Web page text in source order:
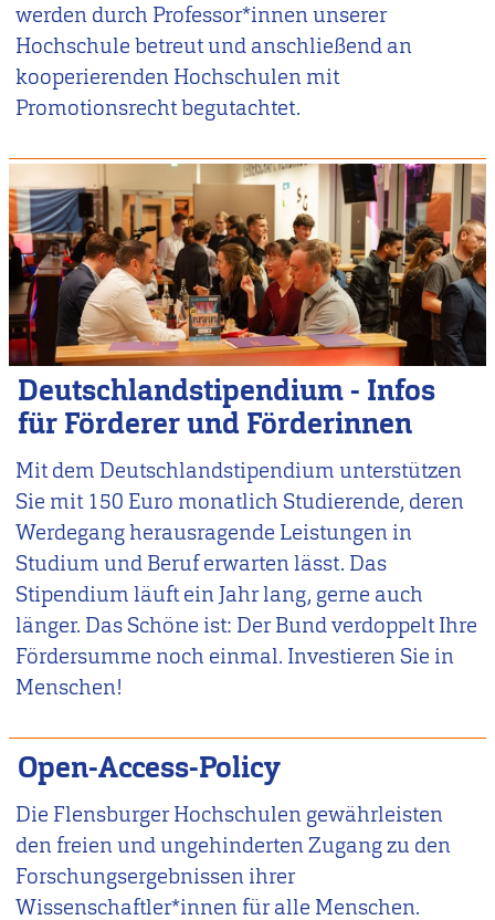
werden durch Professor*innen unserer
Hochschule betreut und anschließend an
kooperierenden Hochschulen mit
Promotionsrecht begutachtet.
Deutschlandstipendium - Infos
für Förderer und Förderinnen
Mit dem Deutschlandstipendium unterstützen
Sie mit 150 Euro monatlich Studierende, deren
Werdegang herausragende Leistungen in
Studium und Beruf erwarten lässt. Das
Stipendium läuft ein Jahr lang, gerne auch
länger. Das Schöne ist: Der Bund verdoppelt Ihre
Fördersumme noch einmal. Investieren Sie in
Menschen!
Open-Access-Policy
Die Flensburger Hochschulen gewährleisten
den freien und ungehinderten Zugang zu den
Forschungsergebnissen ihrer
Wissenschaftler*innen für alle Menschen.